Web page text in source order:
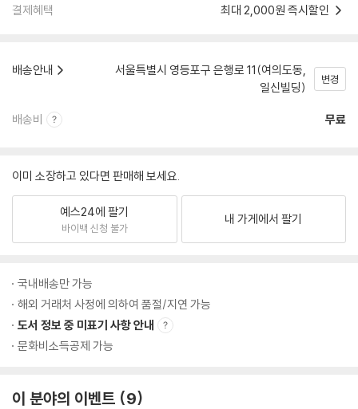
결제혜택 최대 2,000원 즉시할인
배송안내
서울특별시 영등포구 은행로 11(여의도동,
일신빌딩)
변경
배송비 무료
이미 소장하고 있다면 판매해 보세요.
예스24에 팔기
바이백 신청 불가
내 가게에서 팔기
국내배송만 가능
해외 거래처 사정에 의하여 품절/지연 가능
도서 정보 중 미표기 사항 안내
문화비소득공제 가능
이 분야의 이벤트 9